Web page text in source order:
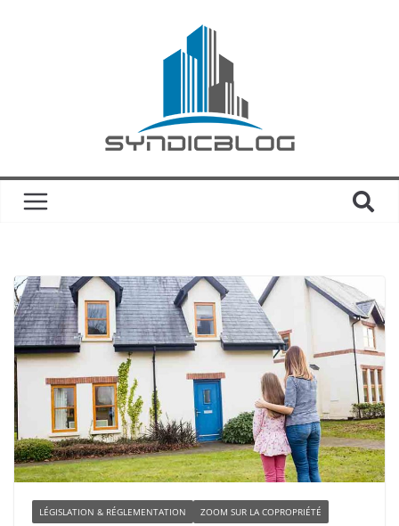
LÉGISLATION & RÉGLEMENTATION ZOOM SUR LA COPROPRIÉTÉ